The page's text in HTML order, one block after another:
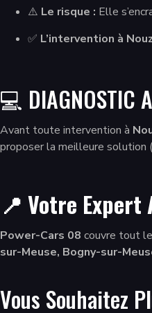
⚠️ Le risque : Elle
✅ L’intervention à
💻 DIAGNOSTIC
Avant toute intervention à
proposer la meilleure solution
📍 Votre
Power-Cars 08 couvre tout
sur-Meuse, Bogny-sur-
Vous Souhaitez